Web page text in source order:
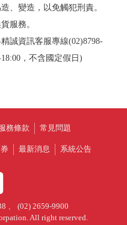
、變造，以免觸犯刑責。
服務。
誠資訊客服專線(02)8798-
，不含國定假日)
務條款 常見問題
最新消息 系統公告
、 (02) 2659-9900
All right reserved.